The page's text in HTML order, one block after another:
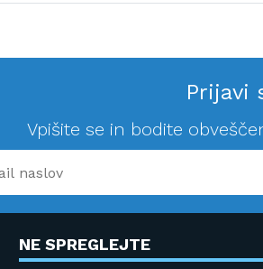
Prijavi
Vpišite se in bodite
NE SPREGLEJTE